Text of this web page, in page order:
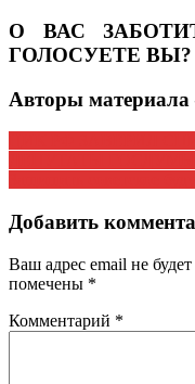
О ВАС
ГОЛОСУЕТЕ ВЫ?
Авторы материала
Навигация
по
Добавить
Ваш адрес email не
помечены *
Комментарий *